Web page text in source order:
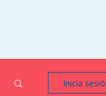
Inicia